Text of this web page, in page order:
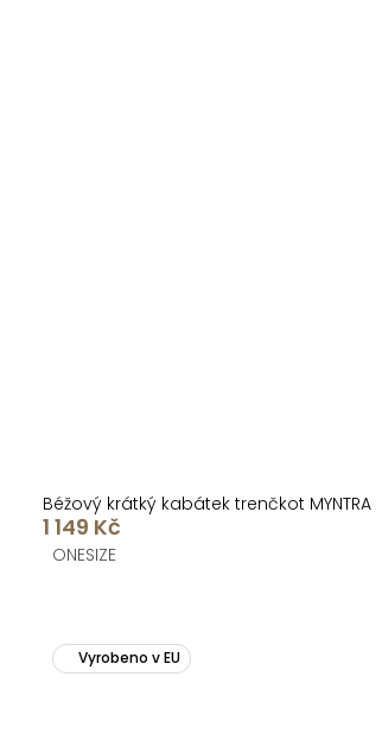
Béžový krátký kabátek trenčkot MYNTRA
1 149 Kč
ONESIZE
Vyrobeno v EU